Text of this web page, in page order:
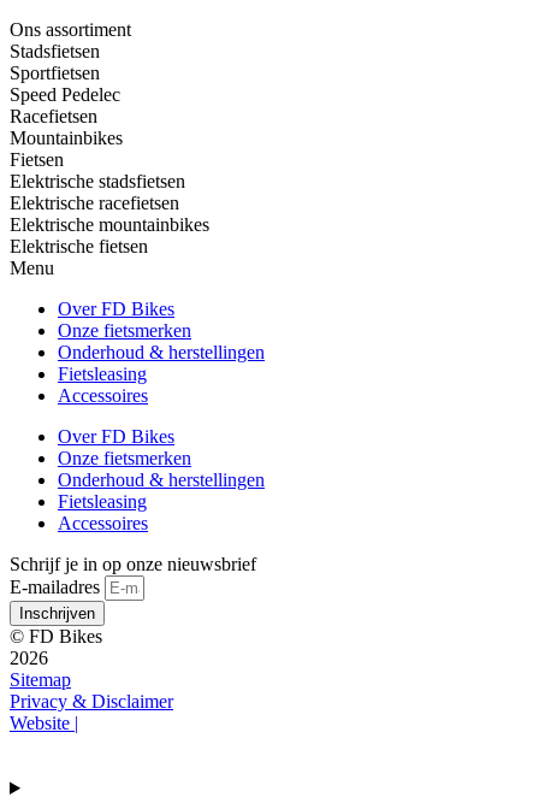
Ons assortiment
Stadsfietsen
Sportfietsen
Speed Pedelec
Racefietsen
Mountainbikes
Fietsen
Elektrische stadsfietsen
Elektrische racefietsen
Elektrische mountainbikes
Elektrische fietsen
Menu
Over FD Bikes
Onze fietsmerken
Onderhoud & herstellingen
Fietsleasing
Accessoires
Over FD Bikes
Onze fietsmerken
Onderhoud & herstellingen
Fietsleasing
Accessoires
Schrijf je in op onze nieuwsbrief
E-mailadres
Inschrijven
© FD Bikes
2026
Sitemap
Privacy & Disclaimer
Website |